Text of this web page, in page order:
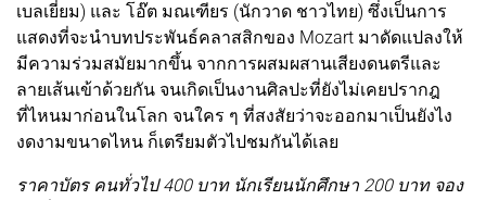
เบลเยี่ยม) และ โอ๊ต มณเฑียร (นักวาด ชาวไทย) ซึ่งเป็นการ
แสดงที่จะนําบทประพันธ์คลาสสิกของ Mozart มาดัดแปลงให้
มีความร่วมสมัยมากขึ้น จากการผสมผสานเสียงดนตรีและ
ลายเส้นเข้าด้วยกัน จนเกิดเป็นงานศิลปะที่ยังไม่เคยปรากฎ
ที่ไหนมาก่อนในโลก จนใคร ๆ ที่สงสัยว่าจะออกมาเป็นยังไง
งดงามขนาดไหน ก็เตรียมตัวไปชมกันได้เลย
ราคาบัตร คนทั่วไป 400 บาท นักเรียนนักศึกษา 200 บาท จอง